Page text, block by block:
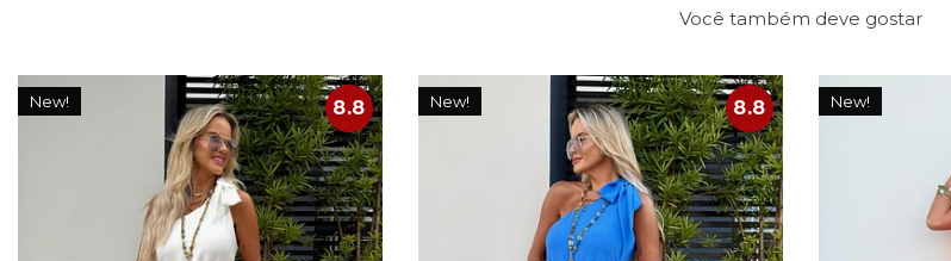
Você também deve gostar
New! 8.8 New! 8.8 New!